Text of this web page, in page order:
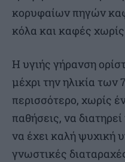
κορυφαίων πηγών
κόλα και καφές
Η υγιής γήρανση
μέχρι την ηλικία των
περισσότερο, χωρίς
παθήσεις, να
να έχει καλή ψυχική
γνωστικές